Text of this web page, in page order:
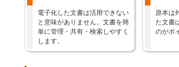
電子化した文書は活用できない
と意味がありません。文書を簡
単に管理・共有・検索しやすく
します。
原本は
た文書
のがポ